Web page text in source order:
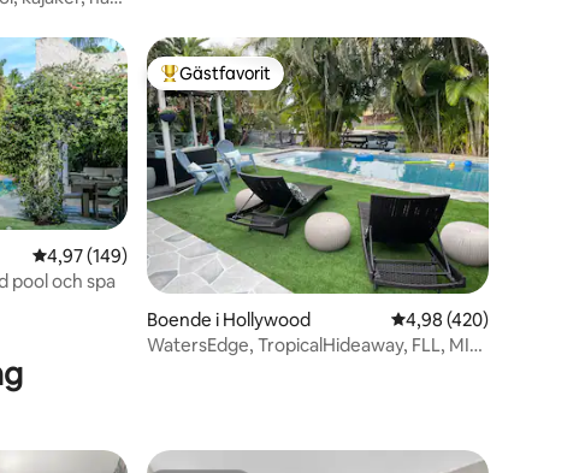
4,97 av 5 i genomsnittligt betyg, 149 omdömen
4,97 (149)
pool och spa
Populär gästfavorit
Gästfavorit
Boende i Hollywood 4,98 av 5 i
4,98 (420)
WatersEdge, TropicalHideaway, FLL, MIA,